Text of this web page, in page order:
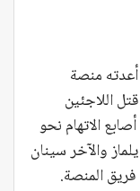
منصة
اللاجئين
الاتهام نحو
والآخر سينان
المنصة.